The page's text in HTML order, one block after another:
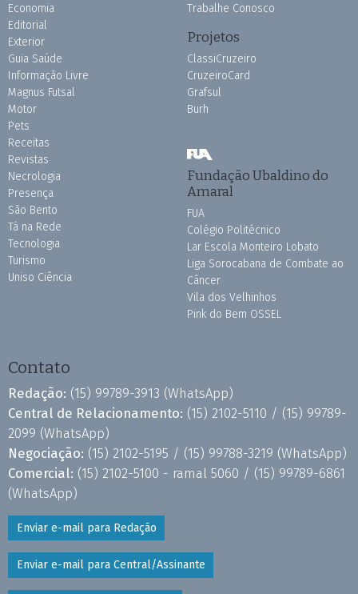
Economia
Editorial
Exterior
Guia Saúde
Informação Livre
Magnus Futsal
Motor
Pets
Receitas
Revistas
Necrologia
Presença
São Bento
Tá na Rede
Tecnologia
Turismo
Uniso Ciência
Trabalhe Conosco
Projetos
ClassiCruzeiro
CruzeiroCard
Grafsul
Burh
Fundação Ubaldino do
Amaral
FUA
Colégio Politécnico
Lar Escola Monteiro Lobato
Liga Sorocabana de Combate ao
Câncer
Vila dos Velhinhos
Pink do Bem OSSEL
Contato
Redação: (15) 99789-3913 (WhatsApp)
Central de Relacionamento: (15) 2102-5110 / (15) 99789-
2099 (WhatsApp)
Negociação: (15) 2102-5195 / (15) 99788-3219 (WhatsApp)
Comercial: (15) 2102-5100 - ramal 5060 / (15) 99789-6861
(WhatsApp)
Enviar e-mail para Redação
Enviar e-mail para Central/Assinante